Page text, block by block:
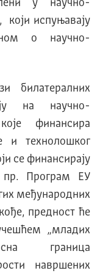
у научно-
који испуњавају
о научно-
билатералних
на научно-
финансира
и технолошког
се финансирају
пр. Програм ЕУ
међународних
предност ће
„младих
граница
навршених